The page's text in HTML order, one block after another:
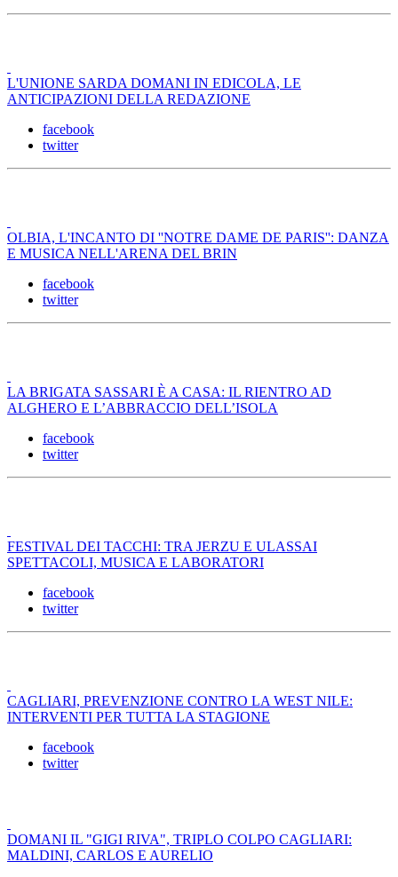
L'UNIONE SARDA DOMANI IN EDICOLA, LE
ANTICIPAZIONI DELLA REDAZIONE
facebook
twitter
OLBIA, L'INCANTO DI ''NOTRE DAME DE PARIS'': DANZA
E MUSICA NELL'ARENA DEL BRIN
facebook
twitter
LA BRIGATA SASSARI È A CASA: IL RIENTRO AD
ALGHERO E L’ABBRACCIO DELL’ISOLA
facebook
twitter
FESTIVAL DEI TACCHI: TRA JERZU E ULASSAI
SPETTACOLI, MUSICA E LABORATORI
facebook
twitter
CAGLIARI, PREVENZIONE CONTRO LA WEST NILE:
INTERVENTI PER TUTTA LA STAGIONE
facebook
twitter
DOMANI IL "GIGI RIVA", TRIPLO COLPO CAGLIARI:
MALDINI, CARLOS E AURELIO